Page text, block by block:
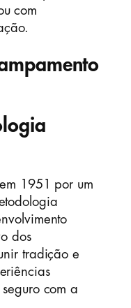
com
1951 por um
dos
tradição e
com a